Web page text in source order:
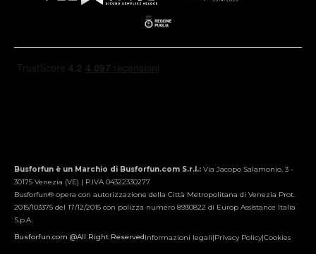
Busforfun è un Marchio di Busforfun.com S.r.l.: Via Jacopo Salamonio, 3 -
30175 Venezia (VE) | P.IVA 04322330277
Busforfun® opera con autorizzazione della Città Metropolitana di Venezia Prot.
2015/103375 del 17/12/2015 con polizza numero 8930822 di Europ Assistance Italia
S.p.A.
Busforfun.com @All Right ReservedInformazioni legali|Privacy Policy|Cookies